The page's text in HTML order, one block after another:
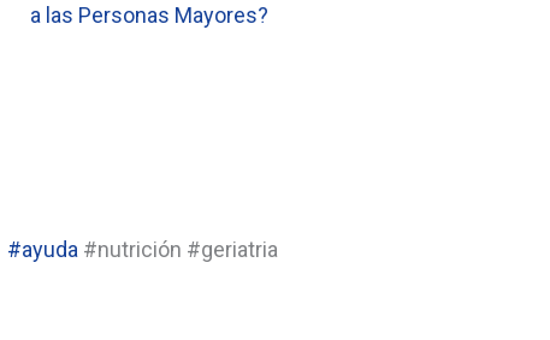
a las Personas Mayores?
#ayuda #nutrición #geriatria